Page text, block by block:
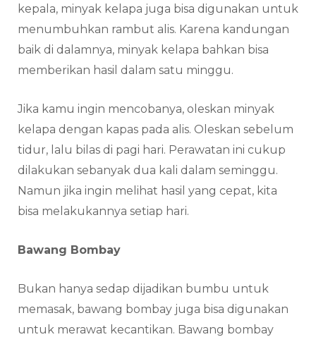
kepala, minyak kelapa juga bisa digunakan untuk
menumbuhkan rambut alis. Karena kandungan
baik di dalamnya, minyak kelapa bahkan bisa
memberikan hasil dalam satu minggu.
Jika kamu ingin mencobanya, oleskan minyak
kelapa dengan kapas pada alis. Oleskan sebelum
tidur, lalu bilas di pagi hari. Perawatan ini cukup
dilakukan sebanyak dua kali dalam seminggu.
Namun jika ingin melihat hasil yang cepat, kita
bisa melakukannya setiap hari.
Bawang Bombay
Bukan hanya sedap dijadikan bumbu untuk
memasak, bawang bombay juga bisa digunakan
untuk merawat kecantikan. Bawang bombay